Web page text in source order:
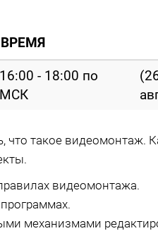
ВРЕМЯ
16:00 - 18:00 по
МСК
такое видеомонтаж.
видеомонтажа.
механизмами